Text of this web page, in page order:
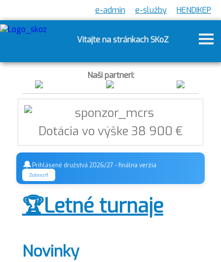
e-admin e-služby HENDIKEP
Vitajte na stránkach SKoZ
Naši partneri:
Dotácia vo výške 38 900 €
🔔 Prihlásené družstvá 2026/27 - finálna verzia
Zobraziť
🏆Letné turnaje
Novinky